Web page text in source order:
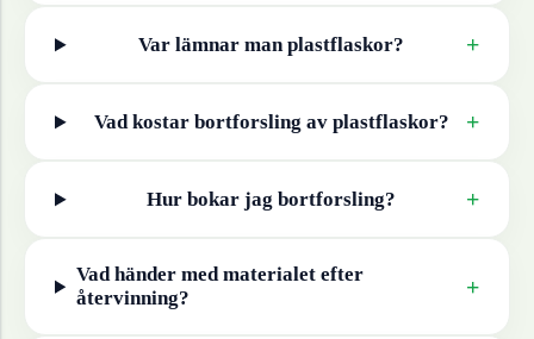
Var lämnar man plastflaskor? +
Vad kostar bortforsling av plastflaskor? +
Hur bokar jag bortforsling? +
Vad händer med materialet efter
återvinning?
+